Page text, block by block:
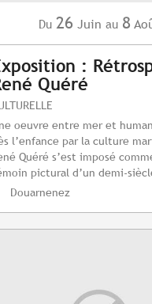
Du 26 Juin au 8
:
Quéré
oeuvre entre mer et
l’enfance par la culture
Quéré s’est imposé
pictural d’un demi-
Douarnenez